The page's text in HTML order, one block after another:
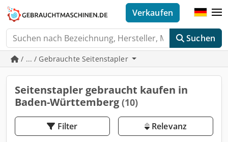
Suchen
Verkaufen
/ ... / Gebrauchte Seitenstapler
Seitenstapler gebraucht kaufen in
Baden-Württemberg (10)
Filter Relevanz